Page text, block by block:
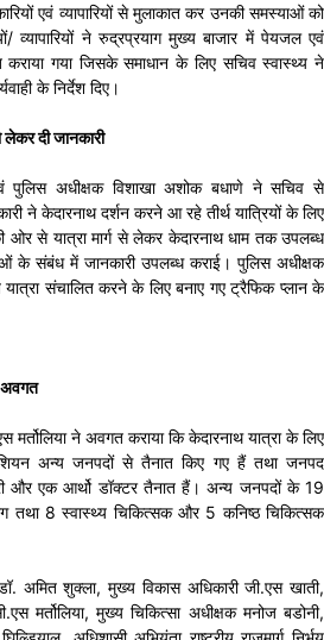
एवं व्यापारियों से मुलाकात कर उनकी समस्याओं को
व्यापारियों ने रुद्रप्रयाग मुख्य बाजार में पेयजल एवं
गया जिसके समाधान के लिए सचिव स्वास्थ्य ने
के निर्देश दिए।
लेकर दी जानकारी
पुलिस अधीक्षक विशाखा अशोक बधाणे ने सचिव से
ने केदारनाथ दर्शन करने आ रहे तीर्थ यात्रियों के लिए
ओर से यात्रा मार्ग से लेकर केदारनाथ धाम तक उपलब्ध
के संबंध में जानकारी उपलब्ध कराई। पुलिस अधीक्षक
संचालित करने के लिए बनाए गए ट्रैफिक प्लान के
अवगत
मर्तोलिया ने अवगत कराया कि केदारनाथ यात्रा के लिए
अन्य जनपदों से तैनात किए गए हैं तथा जनपद
और एक आर्थो डॉक्टर तैनात हैं। अन्य जनपदों के 19
तथा 8 स्वास्थ्य चिकित्सक और 5 कनिष्ठ चिकित्सक
अमित शुक्ला, मुख्य विकास अधिकारी जी.एस खाती,
मर्तोलिया, मुख्य चिकित्सा अधीक्षक मनोज बडोनी,